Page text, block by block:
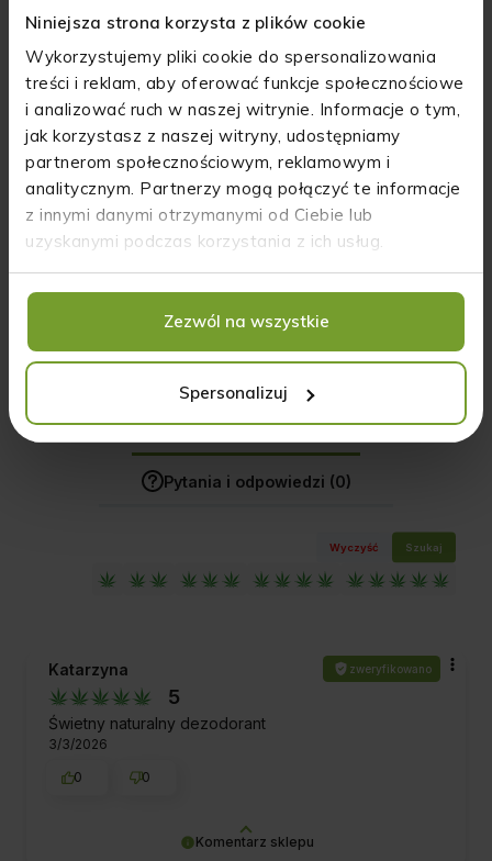
Niniejsza strona korzysta z plików cookie
Wykorzystujemy pliki cookie do spersonalizowania
treści i reklam, aby oferować funkcje społecznościowe
i analizować ruch w naszej witrynie. Informacje o tym,
jak korzystasz z naszej witryny, udostępniamy
partnerom społecznościowym, reklamowym i
analitycznym. Partnerzy mogą połączyć te informacje
z innymi danymi otrzymanymi od Ciebie lub
uzyskanymi podczas korzystania z ich usług.
Zezwól na wszystkie
Spersonalizuj
pomarańczy HempKing krótki termin
ważności
5.0
3 opinii klientów
z całego okresu
zebranych i zweryfikowanych przez
5
3
2
1 0%
Jak zbieramy opinie?
Opinie klientów
Pytania i odpowiedzi (0)
Wyczyść Szukaj
Komentarz sklepu
Katarzyna zweryfikowano
5
Świetny naturalny dezodorant
3/3/2026
0
0